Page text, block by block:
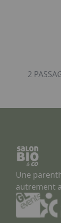
2
Une
autrement